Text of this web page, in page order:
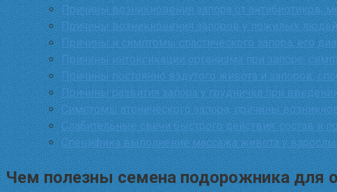
Причины возникновения запора от антибиотиков,
Причины возникновения запоров у пожилых
Причины и симптомы спастического запора, его
Причины интоксикации организма при запоре:
Причины постоянно вздутого живота и запоров,
Причины развития запора у грудничка при
Симптомы атонического запора, причины
Слабительные свечи быстрого действия: состав и
Специфика выполнение массажа живота у
Чем полезны семена подорожника для